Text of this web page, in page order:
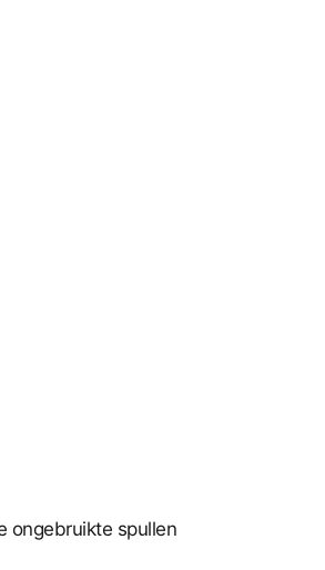
ongebruikte spullen